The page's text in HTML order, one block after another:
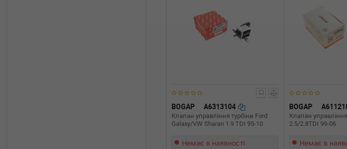
BOGAP A6313104
Клапан управління турбіни Ford
Galaxy/VW Sharan 1.9 TDI 95-10
Немає в наявності
BOGAP
Клапан
2.5/2.8TDI 99-06
Немає в